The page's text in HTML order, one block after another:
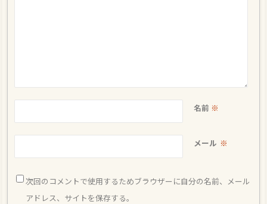
名前 ※
メール ※
次回のコメントで使用するためブラウザーに自分の名前、メール
アドレス、サイトを保存する。